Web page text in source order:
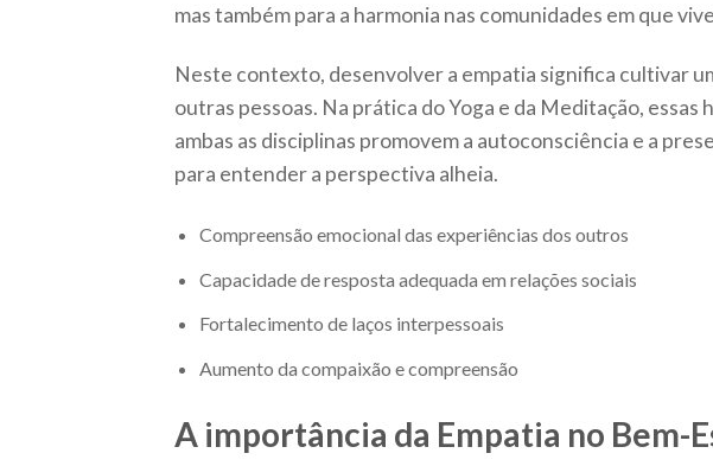
mas também para a harmonia nas comunidades em que
Neste contexto, desenvolver a empatia significa cultivar
outras pessoas. Na prática do Yoga e da Meditação, essas
ambas as disciplinas promovem a autoconsciência e a
para entender a perspectiva alheia.
Compreensão emocional das experiências dos outros
Capacidade de resposta adequada em relações sociais
Fortalecimento de laços interpessoais
Aumento da compaixão e compreensão
A importância da Empatia no Bem-